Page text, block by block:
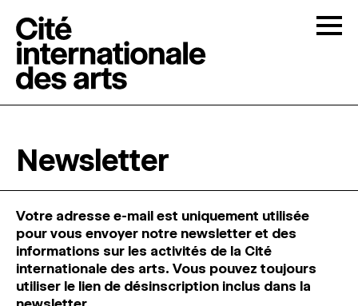
LA CITÉ ↓
RÉSIDENCES ↓
ATELIERS OUVERTS
Newsletter
Votre adresse e-mail est uniquement utilisée
pour vous envoyer notre newsletter et des
informations sur les activités de la Cité
internationale des arts. Vous pouvez toujours
utiliser le lien de désinscription inclus dans la